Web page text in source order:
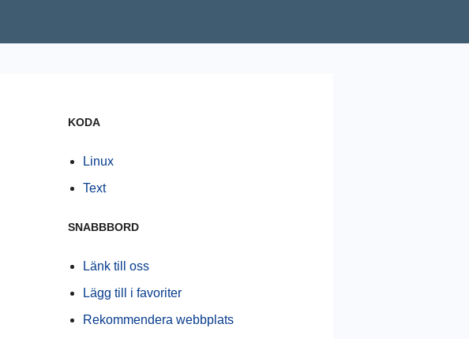
KODA
Linux
Text
SNABBBORD
Länk till oss
Lägg till i favoriter
Rekommendera webbplats